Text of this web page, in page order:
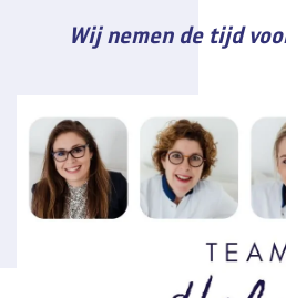
Wij nemen de tijd